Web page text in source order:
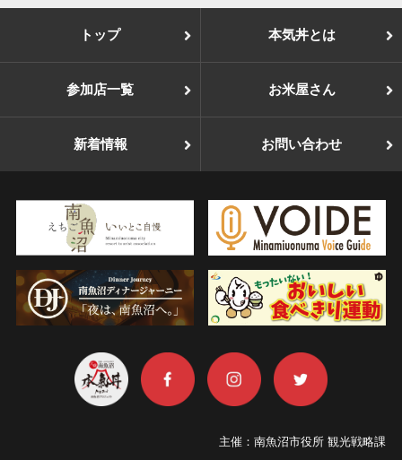
トップ 本気丼とは
参加店一覧 お米屋さん
新着情報 お問い合わせ
主催：南魚沼市役所 観光戦略課